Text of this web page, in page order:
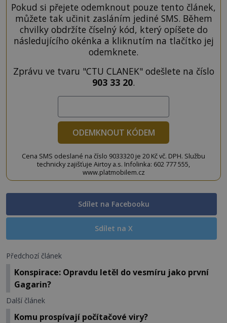
Pokud si přejete odemknout pouze tento článek,
můžete tak učinit zasláním jediné SMS. Během
chvilky obdržíte číselný kód, který opíšete do
následujícího okénka a kliknutím na tlačítko jej
odemknete.
Zprávu ve tvaru "CTU CLANEK" odešlete na číslo
903 33 20.
ODEMKNOUT KÓDEM
Cena SMS odeslané na číslo 9033320 je 20 Kč vč. DPH. Službu
technicky zajišťuje Airtoy a.s. Infolinka: 602 777 555,
www.platmobilem.cz
Sdílet na Facebooku
Sdílet na X
Předchozí článek
Konspirace: Opravdu letěl do vesmíru jako první
Gagarin?
Další článek
Komu prospívají počítačové viry?